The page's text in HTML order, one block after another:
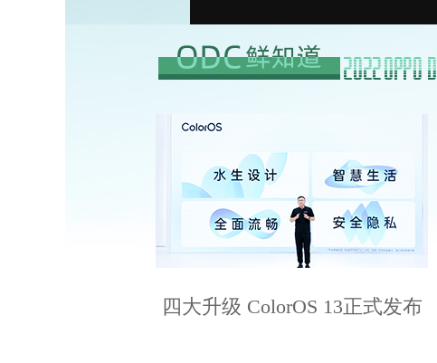
四大升级 ColorOS 13正式发布